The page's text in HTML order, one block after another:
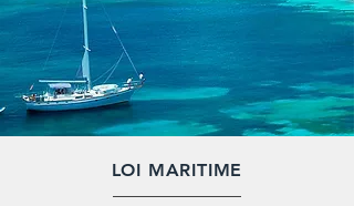
LOI MARITIME